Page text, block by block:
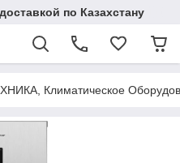
по Казахстану
Климатическое